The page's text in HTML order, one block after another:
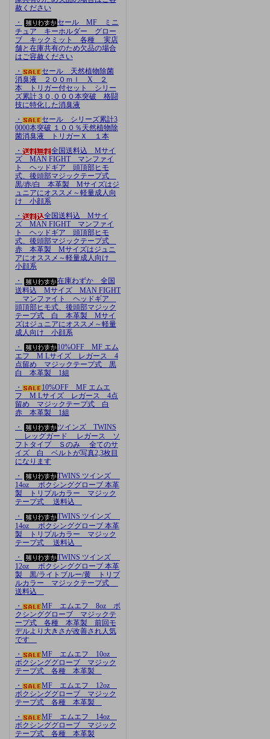
赦ください
・
セール MF ミニ
チュア キーホルダー グロー
ブ キックミット 各種 実店
舗と在庫共有のため欠品の場合
はご容赦ください
・
セール 天然植物除菌
消臭液 ２００ｍｌ X ２
本 トリガー付セット シリー
ズ累計３０,０００本突破 格闘
技に特化した消臭液
・
セール シリーズ累計3
0000本突破 １００％天然植物除
菌消臭液 トリガーＸ １本
・
全国送料込 Mサイ
ズ MAN FIGHT マンファイ
ト ヘッドギア 頭頂部ヒモ
式、後頭部マジックテープ式
黒/赤/白 本革製 Mサイズはジ
ュニアにオススメ～軽量成人向
け 小顔系
・
全国送料込 Mサイ
ズ MAN FIGHT マンファイ
ト ヘッドギア 頭頂部ヒモ
式、後頭部マジックテープ式
赤 本革製 Mサイズはジュニ
アにオススメ～軽量成人向け
小顔系
・
在庫わずか 全国
送料込 Mサイズ MAN FIGHT
マンファイト ヘッドギア
頭頂部ヒモ式、後頭部マジック
テープ式 白 本革製 Mサイ
ズはジュニアにオススメ～軽量
成人向け 小顔系
・
10%OFF MF エム
エフ M Lサイズ レガース 4
点留め マジックテープ式 黒
白 本革製 1組
・
10%OFF MF エムエ
フ M Lサイズ レガース 4点
留め マジックテープ式 白
赤 本革製 1組
・
ツインズ TWINS
レッグガード レガース ソ
フトタイプ Ｓのみ 全てのサ
イズ 白 ベルトが写真2,3枚目
になります
・
TWINS ツインズ
14oz ボクシンググローブ 本革
製 トリプルカラー マジック
テープ式 送料込
・
TWINS ツインズ
14oz ボクシンググローブ 本革
製 トリプルカラー マジック
テープ式 送料込
・
TWINS ツインズ
12oz ボクシンググローブ 本革
製 黒/ライトブルー/黄 トリプ
ルカラー マジックテープ式
送料込
・
MF エムエフ 8oz ボ
クシンググローブ マジックテ
ープ式 各種 本革製 前回モ
デルより大きさが改善され人気
です
・
MF エムエフ 10oz
ボクシンググローブ マジック
テープ式 各種 本革製
・
MF エムエフ 12oz
ボクシンググローブ マジック
テープ式 各種 本革製
・
MF エムエフ 14oz
ボクシンググローブ マジック
テープ式 各種 本革製